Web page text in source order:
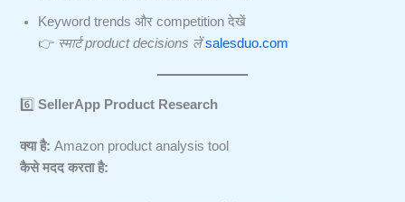
Keyword trends और competition देखें
👉 स्मार्ट product decisions लें salesduo.com
6️⃣SellerApp Product Research
क्या है: Amazon product analysis tool
कैसे मदद करता है: